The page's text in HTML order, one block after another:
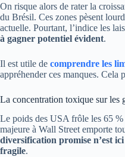
On risque alors de rater la
du Brésil. Ces zones pèsent
actuelle. Pourtant, l’indice les
à gagner potentiel évident.
Il est utile de comprendre les
appréhender ces manques. Cela
La concentration toxique sur les
Le poids des USA frôle les 65
majeure à Wall Street emporte
diversification promise n’est
fragile.